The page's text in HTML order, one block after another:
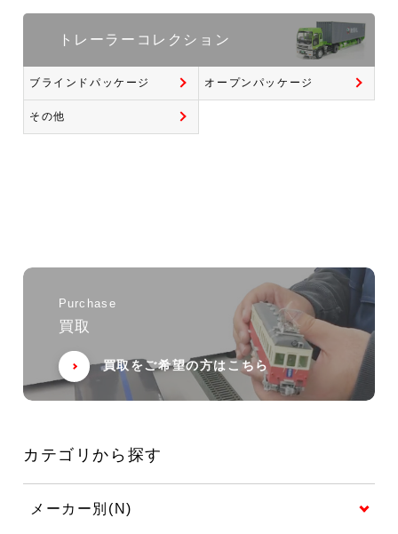
トレーラーコレクション
ブラインドパッケージ オープンパッケージ
その他
Purchase
買取
買取をご希望の方はこちら
カテゴリから探す
メーカー別(N)